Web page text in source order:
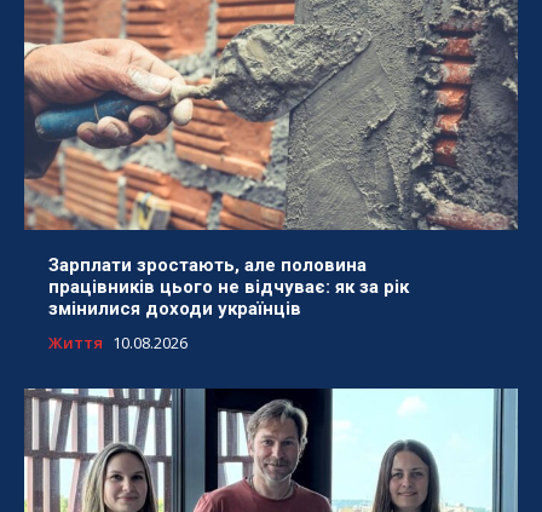
Зарплати зростають, але половина
працівників цього не відчуває: як за рік
змінилися доходи українців
Життя 10.08.2026